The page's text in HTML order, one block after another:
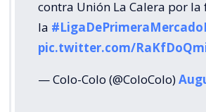
contra Unión La Calera por la
la
pic.twitter.com/
— Colo-Colo (@ColoColo)